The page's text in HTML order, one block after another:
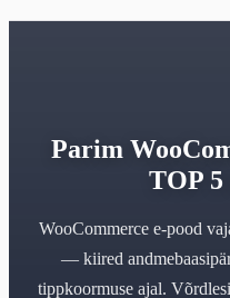
Parim
TOP 5
WooCommerce e-pood
— kiired
tippkoormuse ajal.